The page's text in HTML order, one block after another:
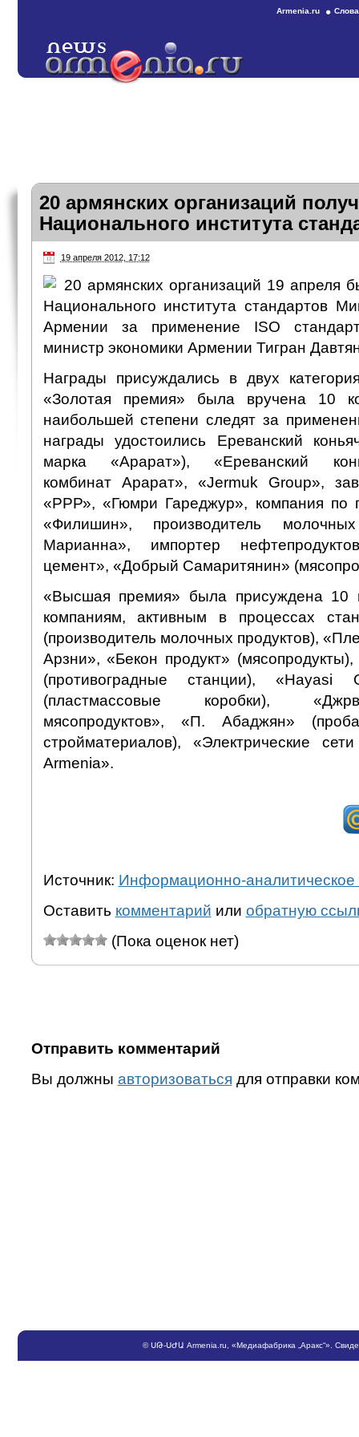
Armenia.ru
20 армянских организаций
Национального института
19 апреля 2012, 17:12
20 армянских организаций 19 апреля
Национального института стандартов
Армении за применение ISO
министр экономики Армении Тигран
Награды присуждались в двух
«Золотая премия» была вручена 10
наибольшей степени следят за
награды удостоились Ереванский
марка «Арарат»), «Ереванский
комбинат Арарат», «Jermuk Group»,
«РРР», «Гюмри Гареджур», компания по
«Филишин», производитель
Марианна», импортер
цемент», «Добрый Самаритянин»
«Высшая премия» была присуждена 10
компаниям, активным в процессах
(производитель молочных продуктов),
Арзни», «Бекон продукт»
(противоградные станции),
(пластмассовые коробки),
мясопродуктов», «П. Абаджян»
стройматериалов), «Электрические
Armenia».
Источник: Информационно-аналитическое
Оставить комментарий или обратную
(Пока оценок нет)
Отправить комментарий
Вы должны авторизоваться для отправки
©ՍԹ-ՍԺԱ Armenia.ru , «Медиафабрика „Аракс“».